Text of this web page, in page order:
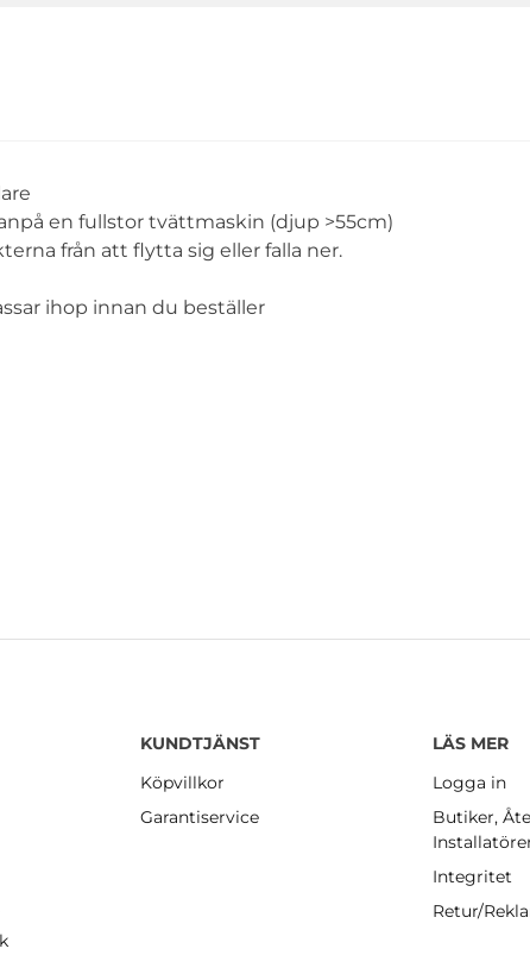
en fullstor tvättmaskin (djup >55cm)
från att flytta sig eller falla ner.
ihop innan du beställer
KUNDTJÄNST
Köpvillkor
Garantiservice
LÄS MER
Logga in
Butiker,
Integritet
Retur/